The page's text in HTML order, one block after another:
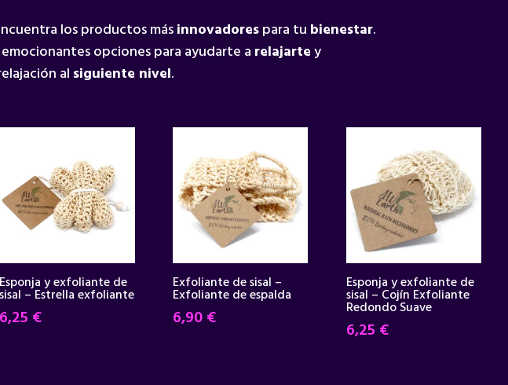
los productos másinnovadorespara tu bienestar.
opciones para ayudarte a relajartey
al siguiente nivel.
Esponja y exfoliante de
sisal – Estrella exfoliante
6,25 €
Exfoliante de sisal –
Exfoliante de espalda
6,90€
Esponja y exfoliante de
sisal – Cojín Exfoliante
Redondo Suave
6,25 €